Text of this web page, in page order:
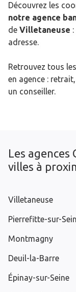
Découvrez les
notre agence
de Villetaneuse
adresse.
Retrouvez tous
en agence :
un conseiller.
Les agences
villes à
Villetaneuse
Pierrefitte-sur-
Montmagny
Deuil-la-Barre
Épinay-sur-Seine